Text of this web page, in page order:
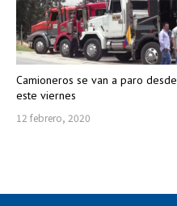
Camioneros se van a paro desde
este viernes
12 febrero, 2020